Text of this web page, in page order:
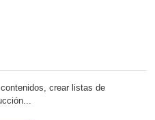
crear listas de